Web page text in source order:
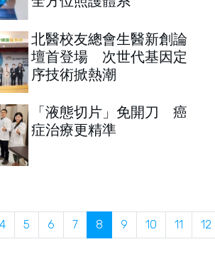
北醫校友總會生醫新創論
壇首登場 次世代基因定
序技術掀熱潮
「液態切片」免開刀 癌
症治療更精準
4 5 6 7 8 9 10 11 12